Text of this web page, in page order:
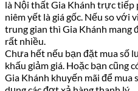
là Nội thất Gia Khánh trực tiếp
niêm yết là giá gốc. Nếu so với
trung gian thì Gia Khánh mang
rất nhiều.
Chưa hết nếu bạn đặt mua số
khấu giảm giá. Hoặc bạn cũng
Gia Khánh khuyến mãi để mua